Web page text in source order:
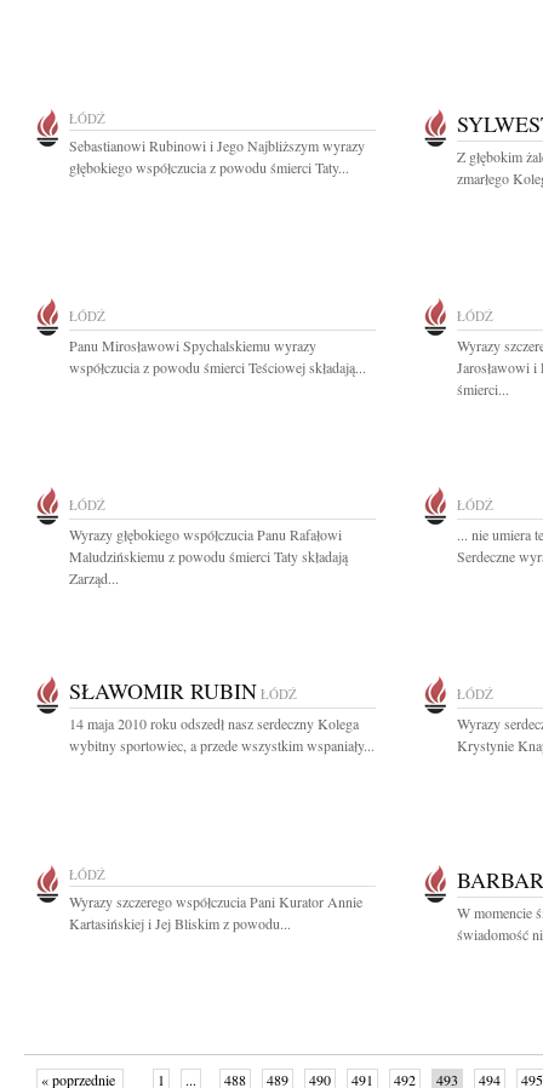
ŁÓDŹ
Sebastianowi Rubinowi i Jego Najbliższym wyrazy
głębokiego współczucia z powodu śmierci Taty...
Z głębokim
zmarłego
ŁÓDŹ
Panu Mirosławowi Spychalskiemu wyrazy
współczucia z powodu śmierci Teściowej składają...
ŁÓDŹ
Wyrazy
Jarosławowi
śmierci...
ŁÓDŹ
Wyrazy głębokiego współczucia Panu Rafałowi
Maludzińskiemu z powodu śmierci Taty składają
Zarząd...
ŁÓDŹ
... nie umiera
Serdeczne
SŁAWOMIR RUBIN ŁÓDŹ
14 maja 2010 roku odszedł nasz serdeczny Kolega
wybitny sportowiec, a przede wszystkim wspaniały...
ŁÓDŹ
Wyrazy
Krystynie
ŁÓDŹ
Wyrazy szczerego współczucia Pani Kurator Annie
Kartasińskiej i Jej Bliskim z powodu...
W momencie
świadomość
« poprzednie 1 ... 488 489 490 491 492 493 494 495